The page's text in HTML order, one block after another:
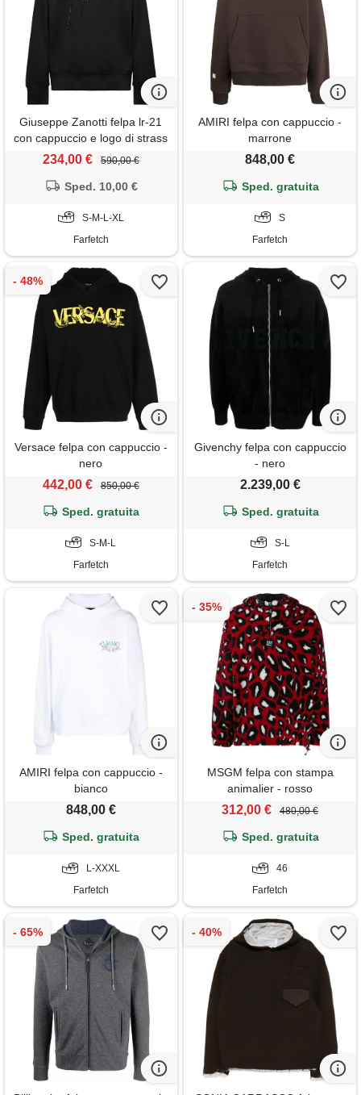
Giuseppe Zanotti felpa lr-21
con cappuccio e logo di strass
- nero
234,00 € 590,00 €
Sped. 10,00 €
S-M-L-XL
Farfetch
AMIRI felpa con cappuccio -
marrone
848,00 €
Sped. gratuita
S
Farfetch
Versace felpa con cappuccio -
nero
442,00 € 850,00 €
Sped. gratuita
S-M-L
Farfetch
Givenchy felpa con cappuccio
- nero
2.239,00 €
Sped. gratuita
S-L
Farfetch
AMIRI felpa con cappuccio -
bianco
848,00 €
Sped. gratuita
L-XXXL
Farfetch
MSGM felpa con stampa
animalier - rosso
312,00 € 480,00 €
Sped. gratuita
46
Farfetch